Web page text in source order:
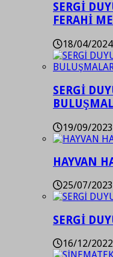
SERGİ
FERAHİ
18/04/2024
SERGİ
19/09/2023
HAYVAN
25/07/2023
SERGİ
16/12/2022